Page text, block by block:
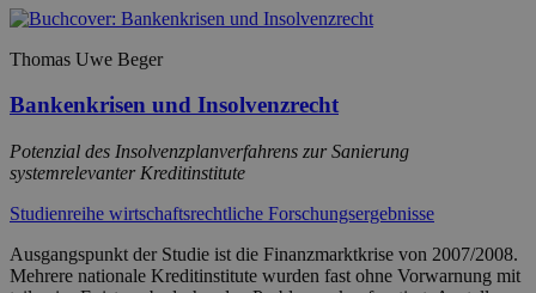
Thomas Uwe Beger
Bankenkrisen und Insolvenzrecht
Potenzial des Insolvenzplanverfahrens zur Sanierung
systemrelevanter Kreditinstitute
Studienreihe wirtschaftsrechtliche Forschungsergebnisse
Ausgangspunkt der Studie ist die Finanzmarktkrise von 2007/2008.
Mehrere nationale Kreditinstitute wurden fast ohne Vorwarnung mit